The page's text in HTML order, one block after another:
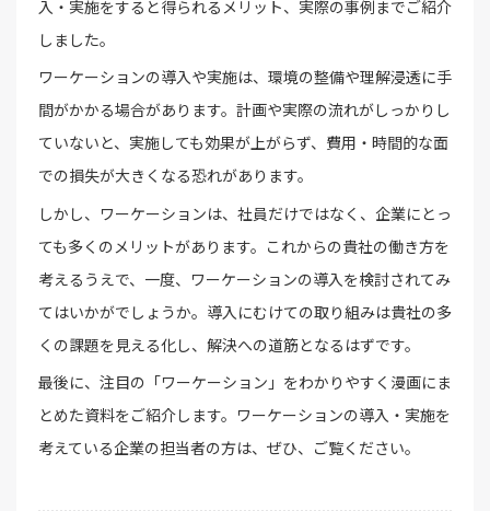
入・実施をすると得られるメリット、実際の事例までご紹介
しました。
ワーケーションの導入や実施は、環境の整備や理解浸透に手
間がかかる場合があります。計画や実際の流れがしっかりし
ていないと、実施しても効果が上がらず、費用・時間的な面
での損失が大きくなる恐れがあります。
しかし、ワーケーションは、社員だけではなく、企業にとっ
ても多くのメリットがあります。これからの貴社の働き方を
考えるうえで、一度、ワーケーションの導入を検討されてみ
てはいかがでしょうか。導入にむけての取り組みは貴社の多
くの課題を見える化し、解決への道筋となるはずです。
最後に、注目の「ワーケーション」をわかりやすく漫画にま
とめた資料をご紹介します。ワーケーションの導入・実施を
考えている企業の担当者の方は、ぜひ、ご覧ください。